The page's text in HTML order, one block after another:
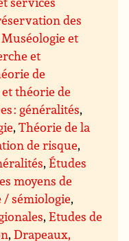
des
Muséologie et
et
de
théorie de
: généralités,
,Théorie de la
de risque,
,Études
moyens de
/ sémiologie,
,Etudes de
,Drapeaux,